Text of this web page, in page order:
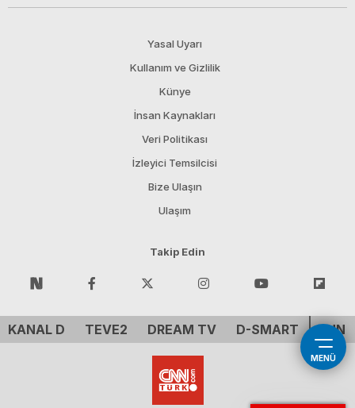
MENÜ
Yasal Uyarı
Kullanım ve Gizlilik
Künye
İnsan Kaynakları
Veri Politikası
İzleyici Temsilcisi
Bize Ulaşın
Ulaşım
Takip Edin
KANAL D TEVE2 DREAM TV D-SMART CNN